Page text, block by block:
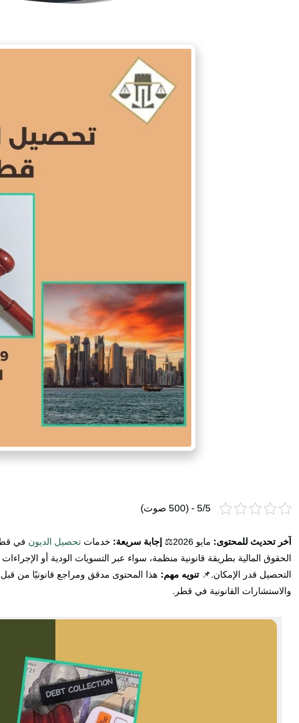
5/5 - (500 صوت)
آخر تحديث للمحتوى: مايو 2026⚖️ إجابة سريعة: خدمات تحصيل الديون في
الحقوق المالية بطريقة قانونية منظمة، سواء عبر التسويات الودية أو الإجراءات
التحصيل قدر الإمكان.📌تنويه مهم: هذا المحتوى مدقق ومراجع قانونيًا من
والاستشارات القانونية في قطر.